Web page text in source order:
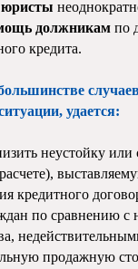
юристы
должникам по
кредита.
удается:
неустойку
кредитного
по сравнению с
продажную